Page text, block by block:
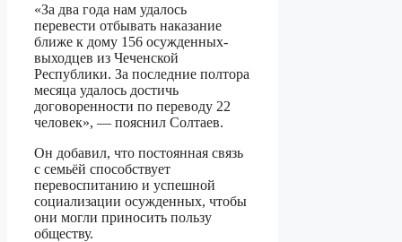
«За два года нам удалось
перевести отбывать наказание
ближе к дому 156 осужденных-
выходцев из Чеченской
Республики. За последние полтора
месяца удалось достичь
договоренности по переводу 22
человек», — пояснил Солтаев.
Он добавил, что постоянная связь
с семьёй способствует
перевоспитанию и успешной
социализации осужденных, чтобы
они могли приносить пользу
обществу.